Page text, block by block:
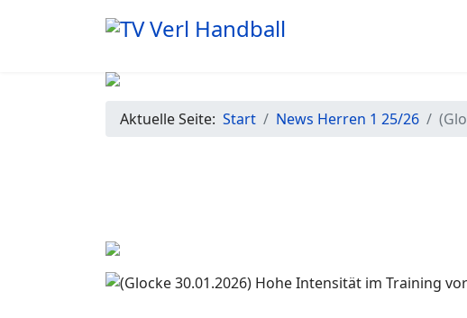
Aktuelle Seite: Start News Herren 1 25/26